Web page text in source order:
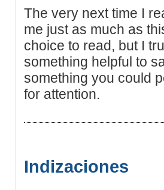
The very next time I
me just as much as
choice to read, but I
something helpful to
something you could
for attention.
Indizaciones